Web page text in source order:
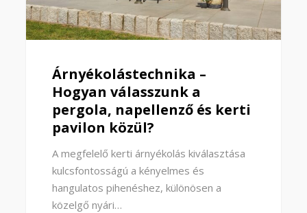
Árnyékolástechnika –
Hogyan válasszunk a
pergola, napellenző és kerti
pavilon közül?
A megfelelő kerti árnyékolás kiválasztása
kulcsfontosságú a kényelmes és
hangulatos pihenéshez, különösen a
közelgő nyári…